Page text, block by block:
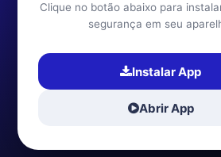
Clique no botão abaixo para
segurança em seu
Instalar App
Abrir App